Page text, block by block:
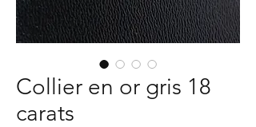
Collier en or gris 18
carats